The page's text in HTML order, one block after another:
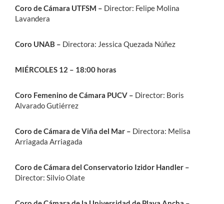
Coro de Cámara UTFSM – Director: Felipe Molina
Lavandera
Coro UNAB – Directora: Jessica Quezada Núñez
MIÉRCOLES 12 – 18:00 horas
Coro Femenino de Cámara PUCV – Director: Boris
Alvarado Gutiérrez
Coro de Cámara de Viña del Mar – Directora: Melisa
Arriagada Arriagada
Coro de Cámara del Conservatorio Izidor Handler –
Director: Silvio Olate